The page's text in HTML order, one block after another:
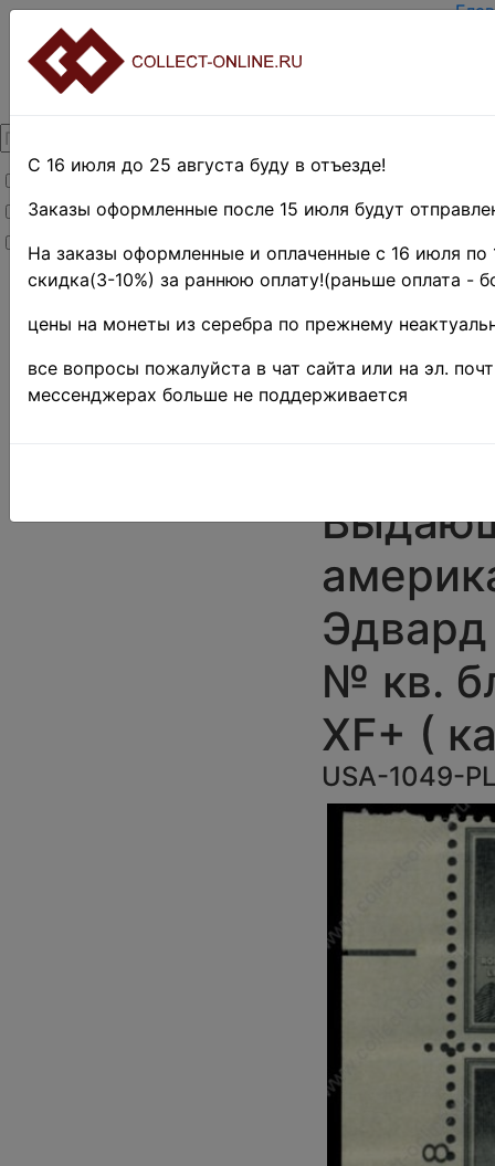
Товары со скидкой
Товары в наличии
Новинки
Главная»
»США»
1941 г. - н.
д.
США
Эдвард
№ кв.
XF+ (
USA-1049-
С 16 июля до 25 августа буду в отъезде!
Заказы оформленные после 15 июля будут
На заказы оформленные и оплаченные с 16 июля по
скидка(3-10%) за раннюю оплату!(раньше оплата -
цены на монеты из серебра по прежнему
все вопросы пожалуйста в чат сайта или на эл.
мессенджерах больше не поддерживается